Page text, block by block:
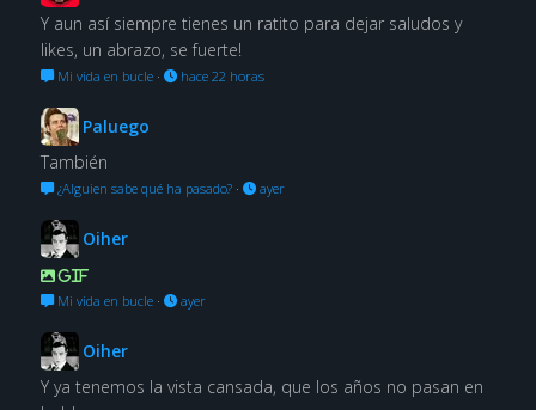
Y aun así siempre tienes un ratito para dejar saludos y
likes, un abrazo, se fuerte!
Mi vida en bucle· hace 22 horas
Paluego
También
¿Alguien sabe qué ha pasado?· ayer
Oiher
GIF
Mi vida en bucle· ayer
Oiher
Y ya tenemos la vista cansada, que los años no pasan en